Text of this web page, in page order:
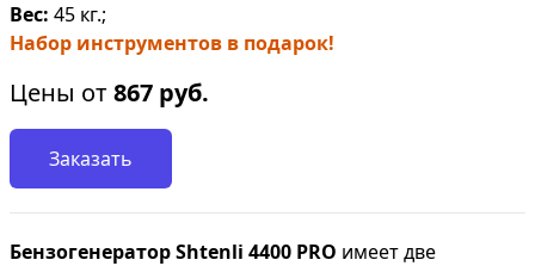
Вес: 45 кг.;
Набор инструментов в подарок!
Цены от867 руб.
Заказать
Бензогенератор Shtenli 4400 PRO имеет две